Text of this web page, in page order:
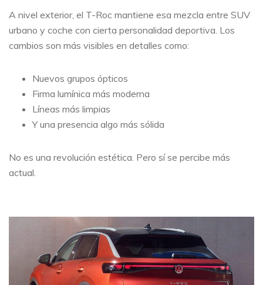
A nivel exterior, el T-Roc mantiene esa mezcla entre SUV
urbano y coche con cierta personalidad deportiva. Los
cambios son más visibles en detalles como:
Nuevos grupos ópticos
Firma lumínica más moderna
Líneas más limpias
Y una presencia algo más sólida
No es una revolución estética. Pero sí se percibe más
actual.